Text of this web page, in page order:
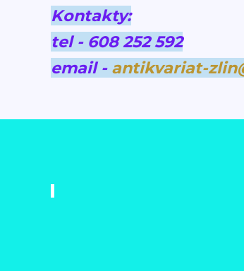
Kontakty:
tel - 608 252 592
email - antikvariat-